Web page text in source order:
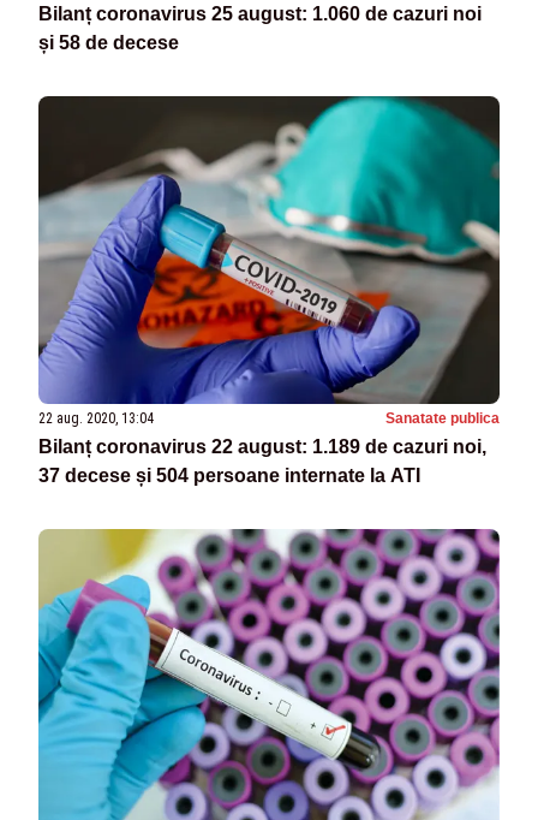
Bilanț coronavirus 25 august: 1.060 de cazuri noi
și 58 de decese
22 aug. 2020, 13:04 Sanatate publica
Bilanț coronavirus 22 august: 1.189 de cazuri noi,
37 decese și 504 persoane internate la ATI